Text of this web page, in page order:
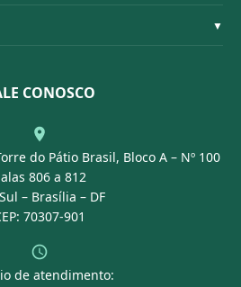
▼
CONOSCO
do Pátio Brasil, Bloco A – Nº 100
806 a 812
– Brasília – DF
70307-901
de atendimento: